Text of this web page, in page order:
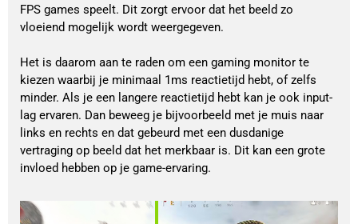
FPS games speelt. Dit zorgt ervoor dat het beeld zo
vloeiend mogelijk wordt weergegeven.
Het is daarom aan te raden om een gaming monitor te
kiezen waarbij je minimaal 1ms reactietijd hebt, of zelfs
minder. Als je een langere reactietijd hebt kan je ook input-
lag ervaren. Dan beweeg je bijvoorbeeld met je muis naar
links en rechts en dat gebeurd met een dusdanige
vertraging op beeld dat het merkbaar is. Dit kan een grote
invloed hebben op je game-ervaring.